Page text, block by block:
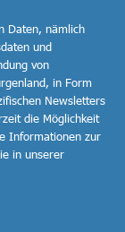
Daten, nämlich
und
von
in Form
Newsletters
die Möglichkeit
Informationen zur
in unserer